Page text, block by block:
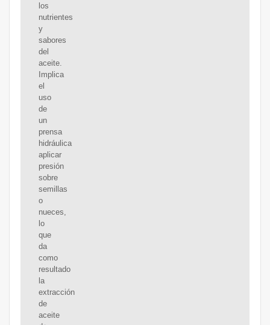
los
nutrientes
y
sabores
del
aceite.
Implica
el
uso
de
un
prensa
hidráulica
aplicar
presión
sobre
semillas
o
nueces,
lo
que
da
como
resultado
la
extracción
de
aceite